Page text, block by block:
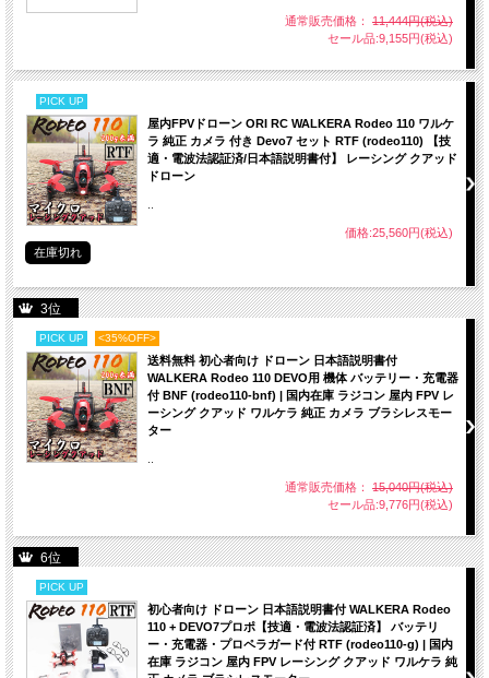
通常販売価格： 11,444円(税込)
セール品:9,155円(税込)
PICK UP
屋内FPVドローン ORI RC WALKERA Rodeo 110 ワルケ
ラ 純正 カメラ 付き Devo7 セット RTF (rodeo110) 【技
適・電波法認証済/日本語説明書付】 レーシング クアッド
ドローン
価格:25,560円(税込)
在庫切れ
3位
PICK UP <35%OFF>
送料無料 初心者向け ドローン 日本語説明書付
WALKERA Rodeo 110 DEVO用 機体 バッテリー・充電器
付 BNF (rodeo110-bnf) | 国内在庫 ラジコン 屋内 FPV レ
ーシング クアッド ワルケラ 純正 カメラ ブラシレスモー
ター
通常販売価格： 15,040円(税込)
セール品:9,776円(税込)
6位
PICK UP
初心者向け ドローン 日本語説明書付 WALKERA Rodeo
110 + DEVO7プロポ【技適・電波法認証済】 バッテリ
ー・充電器・プロペラガード付 RTF (rodeo110-g) | 国内
在庫 ラジコン 屋内 FPV レーシング クアッド ワルケラ 純